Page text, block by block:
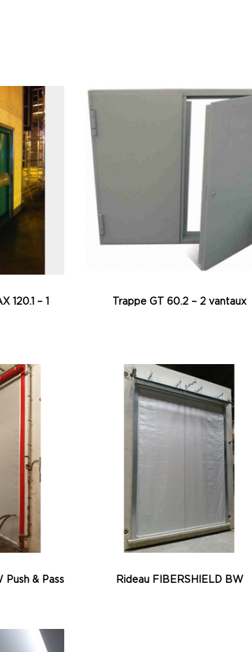
120.1 – 1
Trappe GT 60.2 – 2 vantaux
Push & Pass Rideau FIBERSHIELD BW